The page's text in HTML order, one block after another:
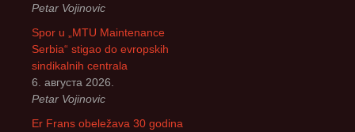
Petar Vojinovic
Spor u „MTU Maintenance
Serbia“ stigao do evropskih
sindikalnih centrala
6. августа 2026.
Petar Vojinovic
Er Frans obeležava 30 godina